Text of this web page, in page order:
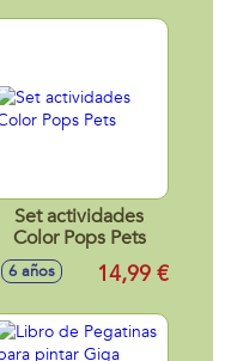
Set actividades
Color Pops Pets
6 años 14,99 €